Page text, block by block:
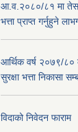
आ.व.२०८०/८१ मा
भत्ता प्राप्त गर्नुहुने
आर्थिक वर्ष २०७९/८०
सुरक्षा भत्ता निकासा
विदाको निवेदन फाराम